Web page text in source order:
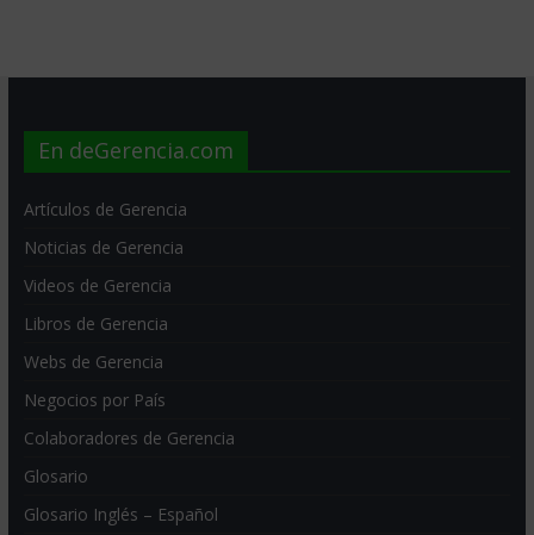
En deGerencia.com
Artículos de Gerencia
Noticias de Gerencia
Videos de Gerencia
Libros de Gerencia
Webs de Gerencia
Negocios por País
Colaboradores de Gerencia
Glosario
Glosario Inglés – Español